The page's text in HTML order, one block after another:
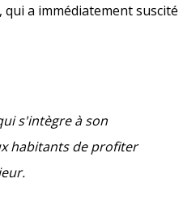
a immédiatement suscité
s'intègre à son
habitants de profiter